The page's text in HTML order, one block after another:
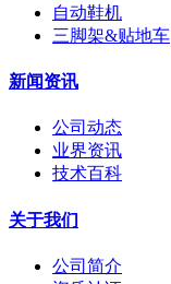
自动鞋机
三脚架&贴地车
新闻资讯
公司动态
业界资讯
技术百科
关于我们
公司简介